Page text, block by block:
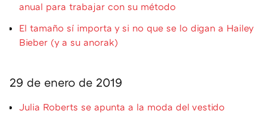
anual para trabajar con su método
El tamaño sí importa y si no que se lo digan a Hailey
Bieber (y a su anorak)
29 de enero de 2019
Julia Roberts se apunta a la moda del vestido